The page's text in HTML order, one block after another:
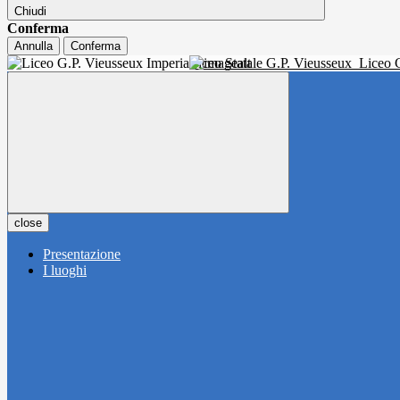
Chiudi
Conferma
Annulla Conferma
Liceo Statale G.P. Vieusseux Liceo
close
Presentazione
I luoghi